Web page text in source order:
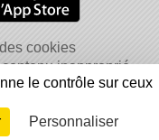
cookies
inapproprié
Connexion
le contrôle sur ceux
Personnaliser